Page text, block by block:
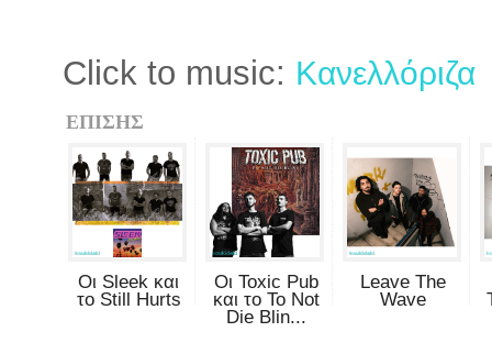
Click to music: Κανελλόριζα
ΕΠΙΣΗΣ
Οι Sleek και
το Still Hurts
Οι Toxic Pub
και το To Not
Die Blin...
Leave The
Wave